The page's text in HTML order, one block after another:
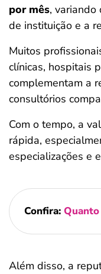
por mês, variando
de instituição e a
Muitos
clínicas, hospitais
complementam a
consultórios
Com o tempo, a
rápida,
especializações e
Confira:
Além disso, a